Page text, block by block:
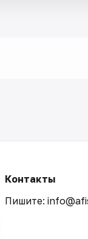
Контакты
Пишите: